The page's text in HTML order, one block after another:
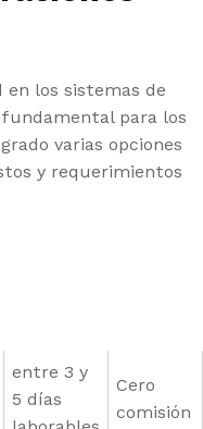
los sistemas de
para los
varias opciones
y requerimientos
entre 3 y
5 días
Cero
comisión